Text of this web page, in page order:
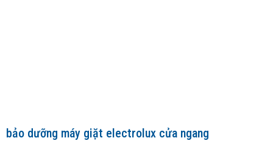
bảo dưỡng máy giặt electrolux cửa ngang